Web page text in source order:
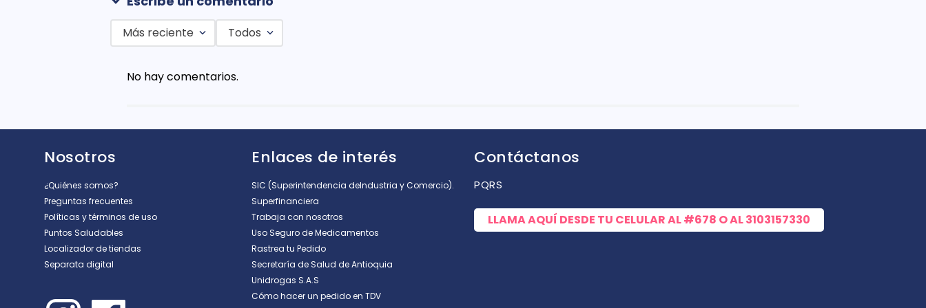
Título
Escribe un comentario
Más reciente Todos
No hay comentarios.
Nosotros
¿Quiénes somos?
Preguntas frecuentes
Políticas y términos de uso
Puntos Saludables
Localizador de tiendas
Separata digital
Enlaces de interés
SIC (Superintendencia deIndustria y Comercio).
Superfinanciera
Trabaja con nosotros
Uso Seguro de Medicamentos
Rastrea tu Pedido
Secretaría de Salud de Antioquia
Unidrogas S.A.S
Cómo hacer un pedido en TDV
Contáctanos
PQRS
LLAMA AQUÍ DESDE TU CELULAR AL#678 O AL3103157330